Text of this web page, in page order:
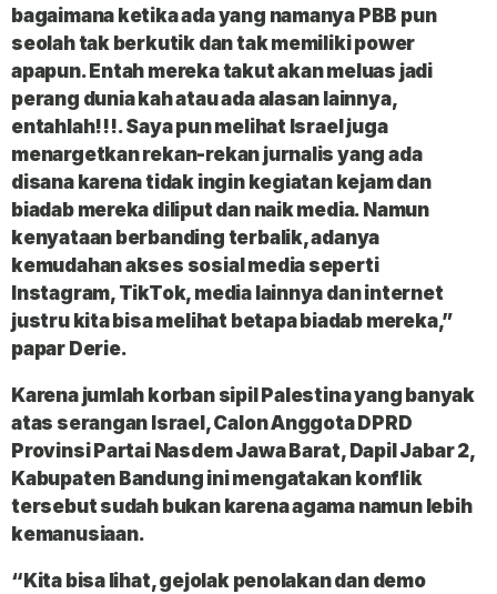
bagaimana ketika ada yang namanya PBB pun
seolah tak berkutik dan tak memiliki power
apapun. Entah mereka takut akan meluas jadi
perang dunia kah atau ada alasan lainnya,
entahlah!!!. Saya pun melihat Israel juga
menargetkan rekan-rekan jurnalis yang ada
disana karena tidak ingin kegiatan kejam dan
biadab mereka diliput dan naik media. Namun
kenyataan berbanding terbalik, adanya
kemudahan akses sosial media seperti
Instagram, TikTok, media lainnya dan internet
justru kita bisa melihat betapa biadab mereka,”
papar Derie.
Karena jumlah korban sipil Palestina yang banyak
atas serangan Israel, Calon Anggota DPRD
Provinsi Partai Nasdem Jawa Barat, Dapil Jabar 2,
Kabupaten Bandung ini mengatakan konflik
tersebut sudah bukan karena agama namun lebih
kemanusiaan.
“Kita bisa lihat, gejolak penolakan dan demo